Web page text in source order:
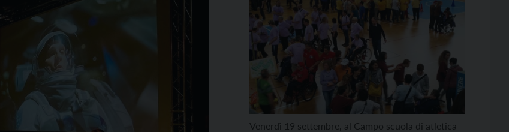
Venerdì 19 settembre, al Campo scuola di atletica